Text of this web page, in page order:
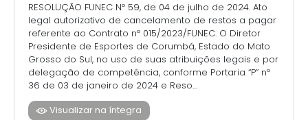
RESOLUÇÃO FUNEC Nº 59, de 04 de julho de 2024. Ato
legal autorizativo de cancelamento de restos a pagar
referente ao Contrato nº 015/2023/FUNEC. O Diretor
Presidente de Esportes de Corumbá, Estado do Mato
Grosso do Sul, no uso de suas atribuições legais e por
delegação de competência, conforme Portaria “P” nº
36 de 03 de janeiro de 2024 e Reso...
Visualizar na íntegra